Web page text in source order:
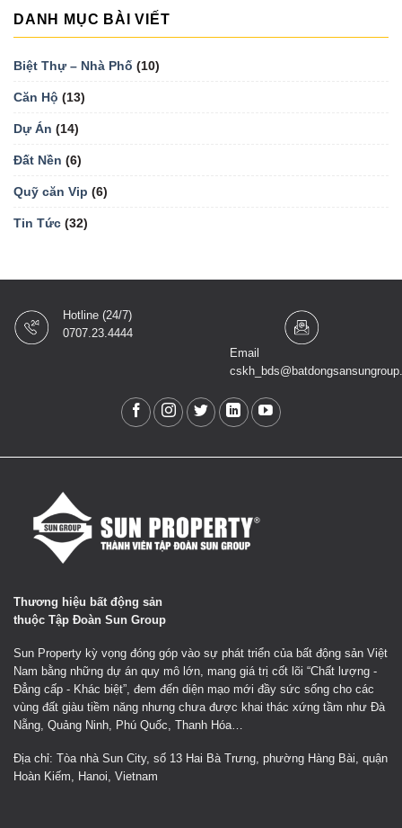
DANH MỤC BÀI VIẾT
Biệt Thự – Nhà Phố (10)
Căn Hộ (13)
Dự Án (14)
Đất Nền (6)
Quỹ căn Vip (6)
Tin Tức (32)
Hotline (24/7)
0707.23.4444
Email
Thương hiệu bất động sản
thuộc Tập Đoàn Sun Group
Sun Property kỳ vọng đóng góp vào sự phát triển của bất động sản Việt
Nam bằng những dự án quy mô lớn, mang giá trị cốt lõi “Chất lượng -
Đẳng cấp - Khác biệt”, đem đến diện mạo mới đầy sức sống cho các
vùng đất giàu tiềm năng nhưng chưa được khai thác xứng tầm như Đà
Nẵng, Quảng Ninh, Phú Quốc, Thanh Hóa…
Địa chỉ: Tòa nhà Sun City, số 13 Hai Bà Trưng, phường Hàng Bài, quận
Hoàn Kiếm, Hanoi, Vietnam